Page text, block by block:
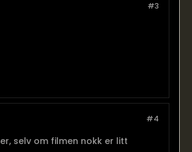
#3
#4
selv om filmen nokk er litt